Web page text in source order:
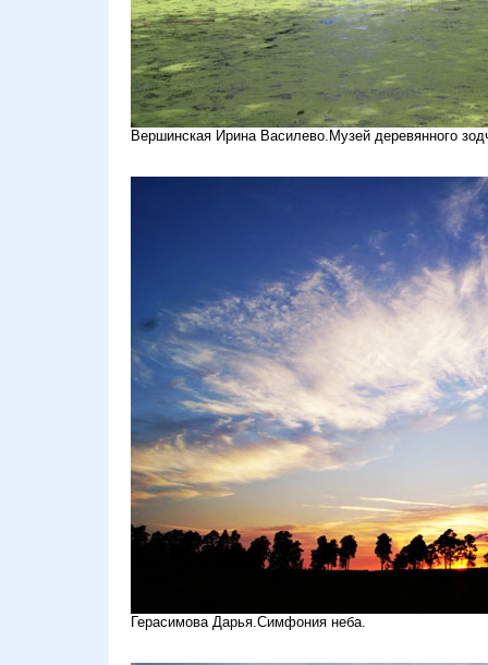
Вершинская Ирина Василево.Музей деревянного
Герасимова Дарья.Симфония неба.